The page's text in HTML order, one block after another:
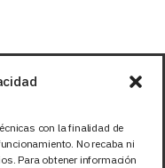
con la finalidad de
No recaba ni
Para obtener información